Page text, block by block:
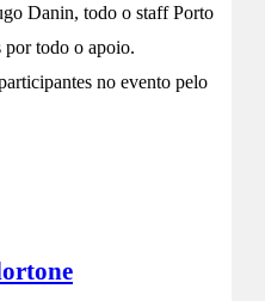
Danin, todo o staff Porto
por todo o apoio.
no evento pelo